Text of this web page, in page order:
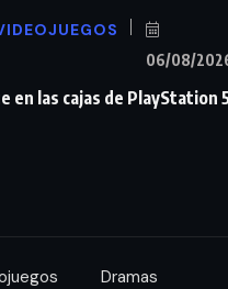
06/08/
en las cajas de PlayStation
Dramas